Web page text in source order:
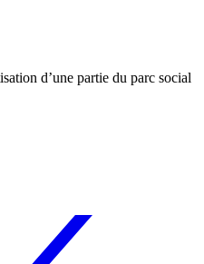
d’une partie du parc social